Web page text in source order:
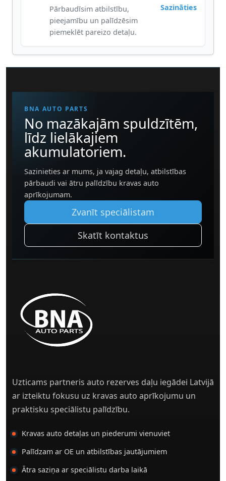
Pārbaudīsim atbilstību,
pieejamību un palīdzēsim
piemeklēt pareizo detaļu.
Sazināties
BNA AUTO PARTS
No mazākajām spuldzītēm,
līdz lielākajiem
akumulatoriem.
Sazinieties ar mums, ja vajag detaļu, atbilstības
pārbaudi vai ātru palīdzību kravas auto
aprīkojumam.
Zvanīt speciālistam
Skatīt kontaktus
Uzticams partneris auto rezerves daļu iegādei Latvijā
ar izteiktu fokusu uz kravas auto aprīkojumu un
praktisku speciālistu palīdzību.
Kravas auto detaļas un piederumi vienuviet
Palīdzam ar OE un atbilstības jautājumiem
Ātra saziņa ar speciālistu darba laikā